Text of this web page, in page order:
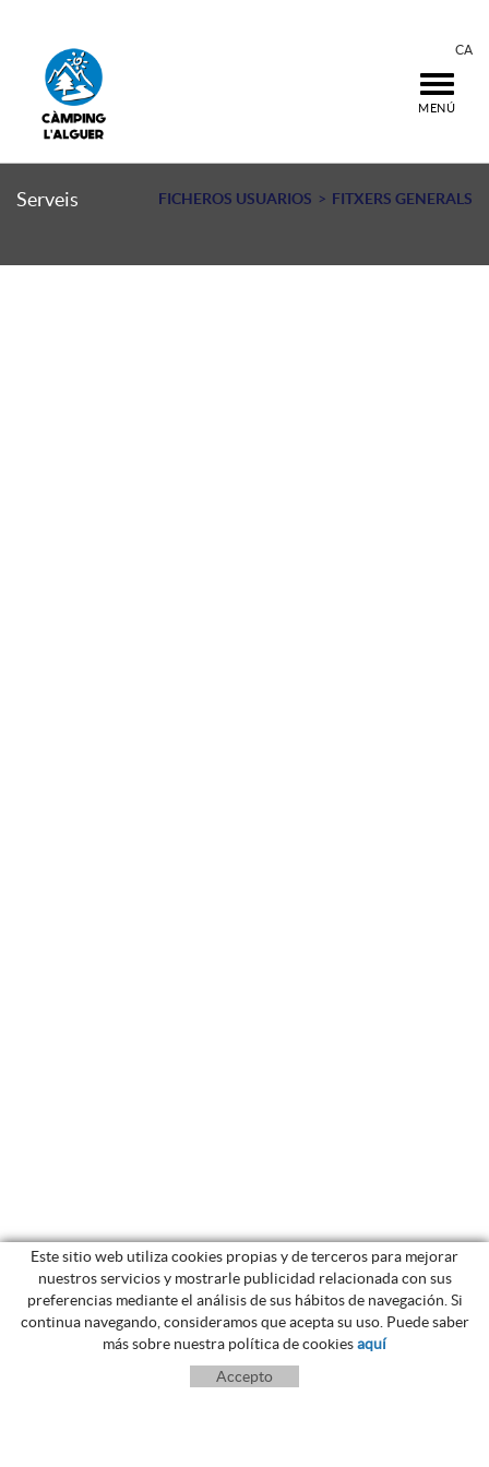
CA
MENÚ
FICHEROS USUARIOS FITXERS GENERALS
Serveis
Este sitio web utiliza cookies propias y de terceros para mejorar
nuestros servicios y mostrarle publicidad relacionada con sus
preferencias mediante el análisis de sus hábitos de navegación. Si
continua navegando, consideramos que acepta su uso. Puede saber
más sobre nuestra política de cookiesaquí
Accepto